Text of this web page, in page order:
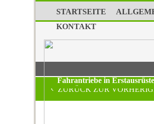
STARTSEITE
KONTAKT
Fahrantriebe in
ZURÜCK ZUR